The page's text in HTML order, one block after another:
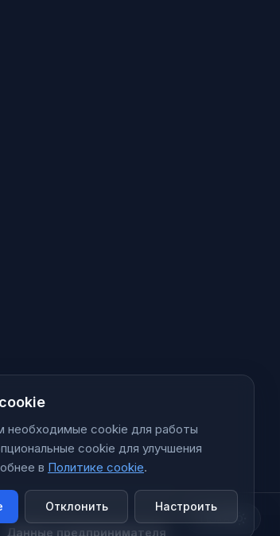
Данные предпринимателя
необходимые cookie для работы
cookie для улучшения
в Политике cookie.
Отклонить Настроить